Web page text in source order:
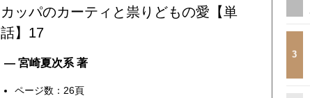
カッパのカーティと祟りどもの愛【単
話】17
— 宮崎夏次系 著
ページ数：26頁
3